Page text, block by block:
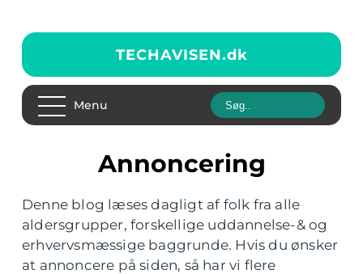
TECHAVISEN.dk
Menu
Annoncering
Denne blog læses dagligt af folk fra alle
aldersgrupper, forskellige uddannelse-& og
erhvervsmæssige baggrunde. Hvis du ønsker
at annoncere på siden, så har vi flere